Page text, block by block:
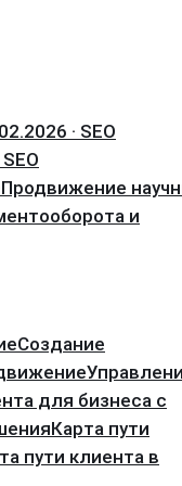
· SEO
Продвижение
и
Создание
для бизнеса с
Карта пути
пути клиента в